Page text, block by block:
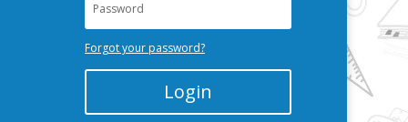
Forgot your password?
Login